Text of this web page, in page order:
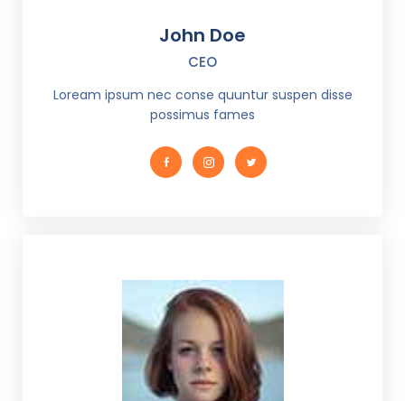
John Doe
CEO
Loream ipsum nec conse quuntur suspen disse
possimus fames